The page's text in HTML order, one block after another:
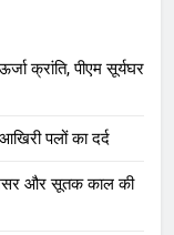
क्रांति, पीएम सूर्यघर
पलों का दर्द
और सूतक काल की